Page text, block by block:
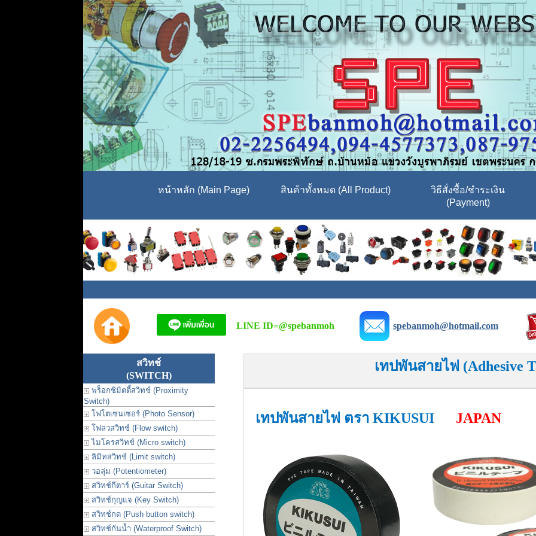
หน้าหลัก (Main Page) สินค้าทั้งหมด (All Product)
วิธีสั่งซื้อ/ชำระเงิน
(Payment)
LINE ID=@spebanmoh spebanmoh@hotmail.com
สวิทช์
(SWITCH)
พร็อกซิมิตตี้สวิทช์ (Proximity
Switch)
โฟโตเซนเซอร์ (Photo Sensor)
โฟลวสวิทช์ (Flow switch)
ไมโครสวิทช์ (Micro switch)
ลิมิทสวิทช์ (Limit switch)
วอลุ่ม (Potentiometer)
สวิทช์กีตาร์ (Guitar Switch)
สวิทช์กุญแจ (Key Switch)
สวิทช์กด (Push button switch)
สวิทช์กันน้ำ (Waterproof Switch)
เทปพันสายไฟ (Adhesive
เทปพันสายไฟ ตรา KIKUSUI JAPAN